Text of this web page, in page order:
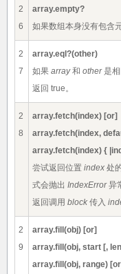
2
6
array.empty?
如果数组本身没有包含
2
7
array.eql?(other)
如果 array和 other是相
返回 true。
2
8
array.fetch(index) [or]
array.fetch(index,
array.fetch(index) {
尝试返回位置 index 处
式会抛出 IndexError异
返回调用 block 传入
2
9
array.fill(obj) [or]
array.fill(obj, start [,
array.fill(obj, range)